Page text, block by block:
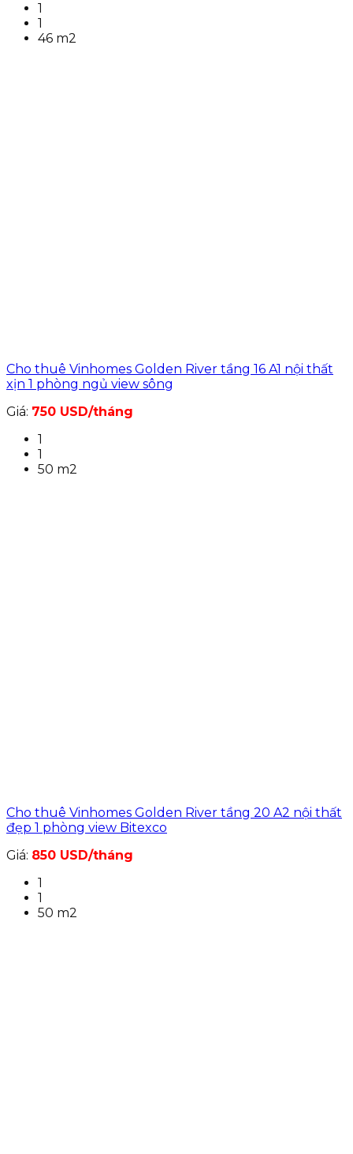
1
1
46 m2
Cho thuê Vinhomes Golden River tầng 16 A1 nội thất
xịn 1 phòng ngủ view sông
Giá: 750 USD/tháng
1
1
50 m2
Cho thuê Vinhomes Golden River tầng 20 A2 nội thất
đẹp 1 phòng view Bitexco
Giá: 850 USD/tháng
1
1
50 m2